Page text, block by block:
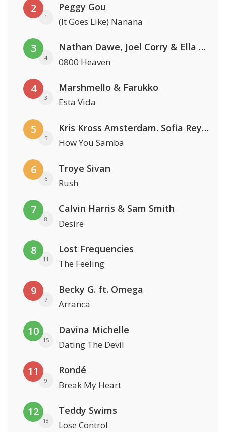
2
1
Peggy Gou
(It Goes Like) Nanana
3
4
Nathan Dawe, Joel Corry & Ella Henderson
0800 Heaven
4
3
Marshmello & Farukko
Esta Vida
5
5
Kris Kross Amsterdam. Sofia Reyes & Tinie Tempah
How You Samba
6
6
Troye Sivan
Rush
7
8
Calvin Harris & Sam Smith
Desire
8
11
Lost Frequencies
The Feeling
9
7
Becky G. ft. Omega
Arranca
10
15
Davina Michelle
Dating The Devil
11
9
Rondé
Break My Heart
12
18
Teddy Swims
Lose Control